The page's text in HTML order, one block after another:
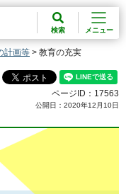
検索 メニュー
計画等 > 教育の充実
ページID：17563
公開日：2020年12月10日